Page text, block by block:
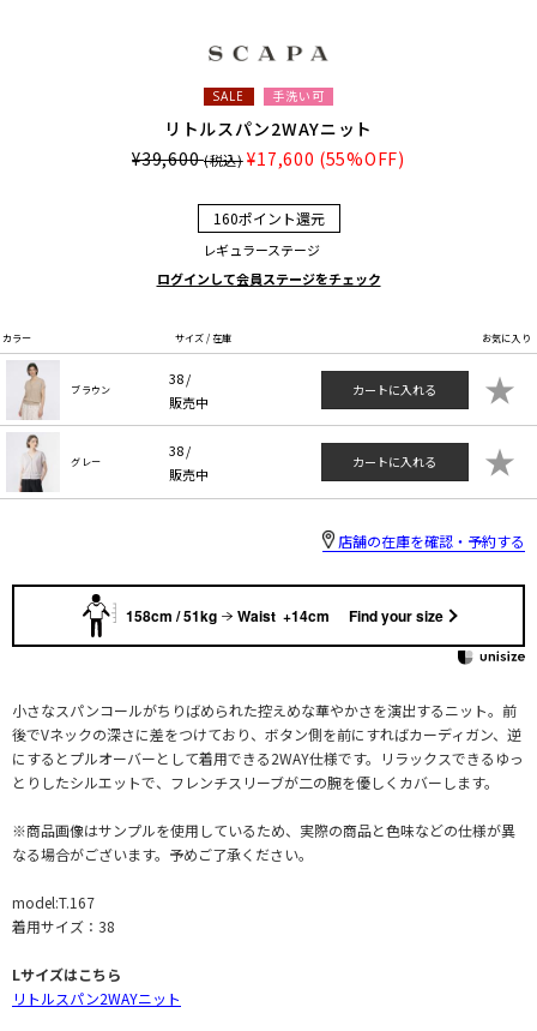
SALE 手洗い可
リトルスパン2WAYニット
¥39,600(税込) ¥17,600 (55%OFF)
160ポイント還元
レギュラーステージ
ログインして会員ステージをチェック
カラー サイズ / 在庫 お気に入り
ブラウン
38 /
販売中
カートに入れる ★
グレー
38 /
販売中
カートに入れる ★
店舗の在庫を確認・予約する
158cm / 51kg Waist +14cm Find your size
小さなスパンコールがちりばめられた控えめな華やかさを演出するニット。前
後でVネックの深さに差をつけており、ボタン側を前にすればカーディガン、逆
にするとプルオーバーとして着用できる2WAY仕様です。リラックスできるゆっ
とりしたシルエットで、フレンチスリーブが二の腕を優しくカバーします。
※商品画像はサンプルを使用しているため、実際の商品と色味などの仕様が異
なる場合がございます。予めご了承ください。
model:T.167
着用サイズ：38
Lサイズはこちら
リトルスパン2WAYニット